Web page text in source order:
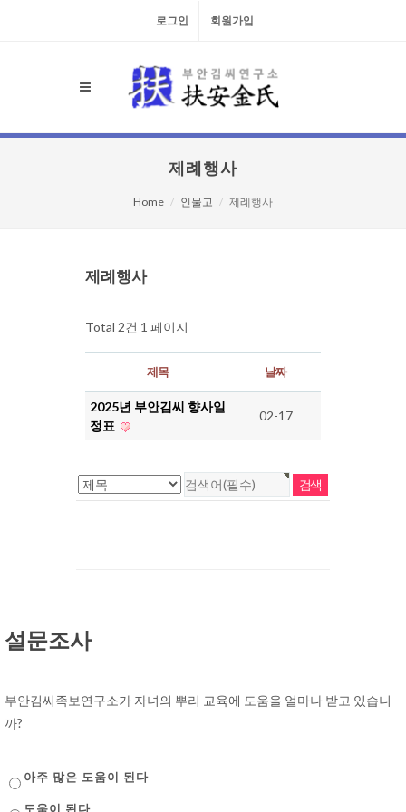
로그인 회원가입
제례행사
Home 인물고 제례행사
제례행사
Total 2건 1 페이지
제목 날짜
2025년 부안김씨 향사일
정표
02-17
설문조사
부안김씨족보연구소가 자녀의 뿌리 교육에 도움을 얼마나 받고 있습니
까?
아주 많은 도움이 된다
도움이 된다